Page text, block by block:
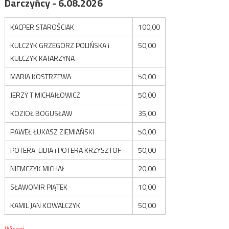
KACPER STAROŚCIAK
100,00
KULCZYK GRZEGORZ POLIŃSKA i
KULCZYK KATARZYNA
50,00
MARIA KOSTRZEWA
50,00
JERZY T MICHAJŁOWICZ
50,00
KOZIOŁ BOGUSŁAW
35,00
PAWEŁ ŁUKASZ ZIEMIAŃSKI
50,00
POTERA LIDIA i POTERA KRZYSZTOF
50,00
NIEMCZYK MICHAŁ
20,00
SŁAWOMIR PIĄTEK
10,00
KAMIL JAN KOWALCZYK
50,00